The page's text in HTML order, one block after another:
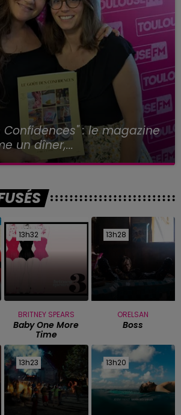
Confidences" : le magazine
un dîner,...
13h32
13h32
BRITNEY SPEARS
Baby One More
Time
13h28
13h28
ORELSAN
Boss
13h23
13h23 13h20
13h20